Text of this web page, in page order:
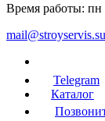
Время работы: пн
mail@stroyservis.su
Telegram
Каталог